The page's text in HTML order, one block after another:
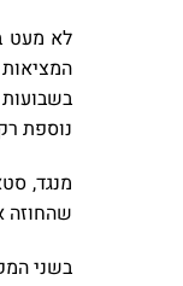
לא מעט
נוספת
מנגד,
שהחוזה
בשני